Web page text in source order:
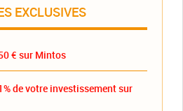
EXCLUSIVES
€ sur Mintos
de votre investissement sur